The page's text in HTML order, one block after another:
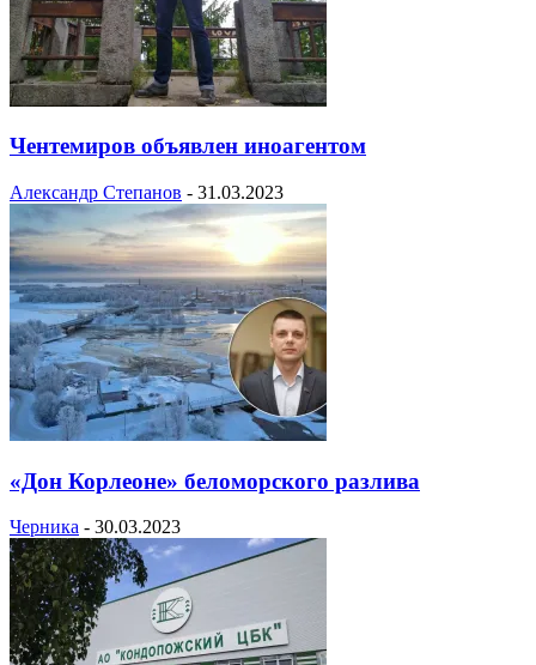
Чентемиров объявлен иноагентом
Александр Степанов - 31.03.2023
«Дон Корлеоне» беломорского разлива
Черника - 30.03.2023